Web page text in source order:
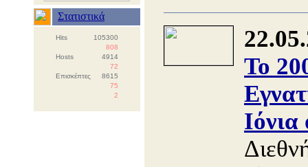
Στατιστικά
Hits
105300
808
Hosts
4914
72
Επισκέπτες
8615
75
2
Το
Ιόνια